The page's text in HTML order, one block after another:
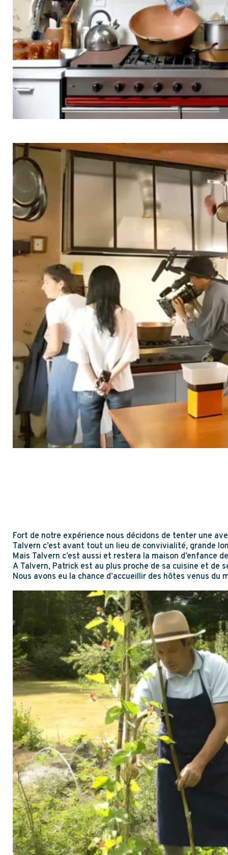
Fort de notre expérience nous décidons de tenter une
Talvern c’est avant tout un lieu de convivialité, grande
Mais Talvern c’est aussi et restera la maison d’enfance
A Talvern, Patrick est au plus proche de sa cuisine et
Nous avons eu la chance d’accueillir des hôtes venus